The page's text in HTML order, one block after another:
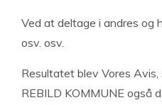
Ved at deltage i andres og
osv. osv.
Resultatet blev Vores Avis,
REBILD KOMMUNE også